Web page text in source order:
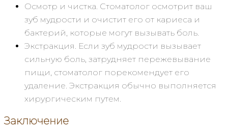
Осмотр и чистка. Стоматолог осмотрит ваш
зуб мудрости и очистит его от кариеса и
бактерий, которые могут вызывать боль.
Экстракция. Если зуб мудрости вызывает
сильную боль, затрудняет пережевывание
пищи, стоматолог порекомендует его
удаление. Экстракция обычно выполняется
хирургическим путем.
Заключение